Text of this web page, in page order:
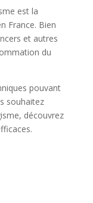
est la
France. Bien
et autres
du
pouvant
souhaitez
découvrez